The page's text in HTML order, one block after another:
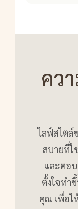
คว
ไลฟ์สไตล์
สบายที่ใ
และตอ
ตั้งใจทำ
คุณ เพื่อใ